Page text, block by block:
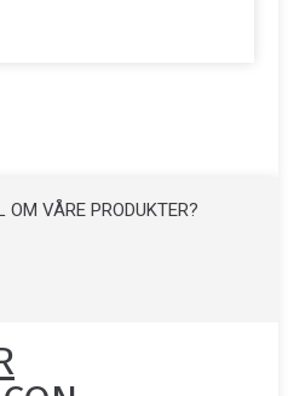
VÅRE PRODUKTER?